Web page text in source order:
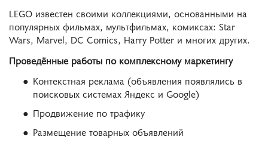
LEGO известен своими коллекциями, основанными на
популярных фильмах, мультфильмах, комиксах: Star
Wars, Marvel, DC Comics, Harry Potter и многих других.
Проведённые работы по комплексному маркетингу
Контекстная реклама (объявления появлялись в
поисковых системах Яндекс и Google)
Продвижение по трафику
Размещение товарных объявлений